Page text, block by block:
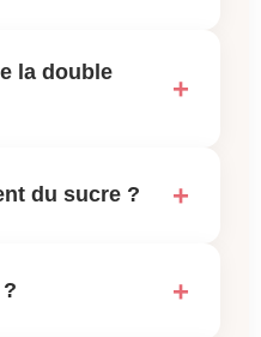
la double
du sucre ?